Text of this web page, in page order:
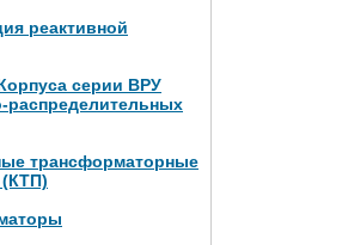
реактивной
серии ВРУ
распределительных
трансформаторные
(КТП)
модули 700 кВт (4